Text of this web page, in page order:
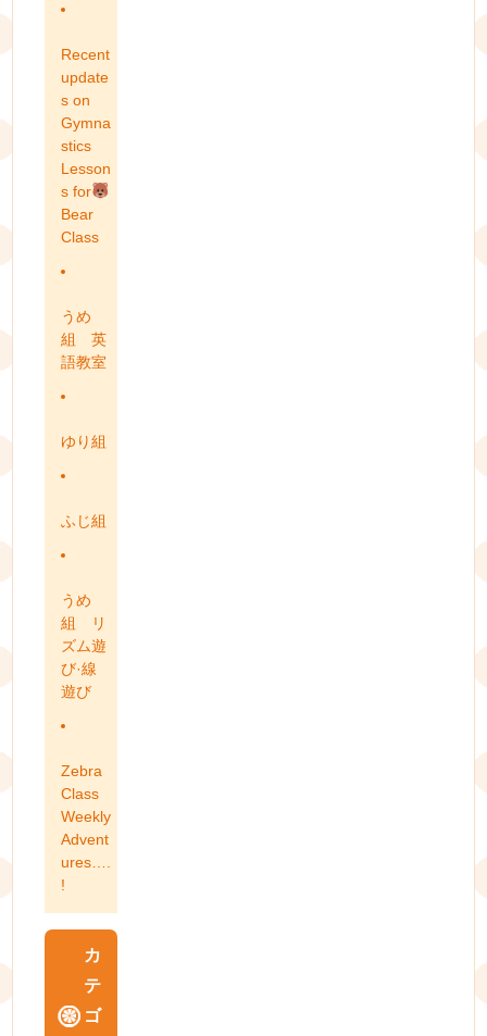
Recent
update
s on
Gymna
stics
Lesson
s for
Bear
Class
うめ
組 英
語教室
ゆり組
ふじ組
うめ
組 リ
ズム遊
び·線
遊び
Zebra
Class
Weekly
Advent
ures….
!
カ
テ
ゴ